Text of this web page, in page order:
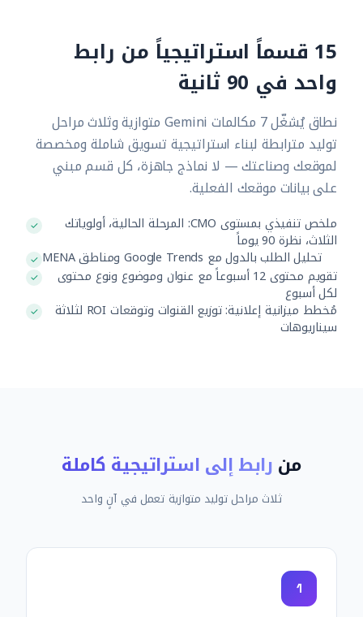
15 قسماً استراتيجياً من رابط
واحد في 90 ثانية
نطاق يُشغّل 7 مكالمات Gemini متوازية وثلاث مراحل
توليد مترابطة لبناء استراتيجية تسويق شاملة ومخصصة
لموقعك وصناعتك — لا نماذج جاهزة، كل قسم مبني
على بيانات موقعك الفعلية.
ملخص تنفيذي بمستوى CMO: المرحلة الحالية، أولوياتك
الثلاث، نظرة 90 يوماً
تحليل الطلب بالدول مع Google Trends ومناطق MENA
تقويم محتوى 12 أسبوعاً مع عنوان وموضوع ونوع محتوى
لكل أسبوع
مُخطط ميزانية إعلانية: توزيع القنوات وتوقعات ROI لثلاثة
سيناريوهات
منرابط إلى استراتيجية كاملة
ثلاث مراحل توليد متوازية تعمل في آنٍ واحد
1